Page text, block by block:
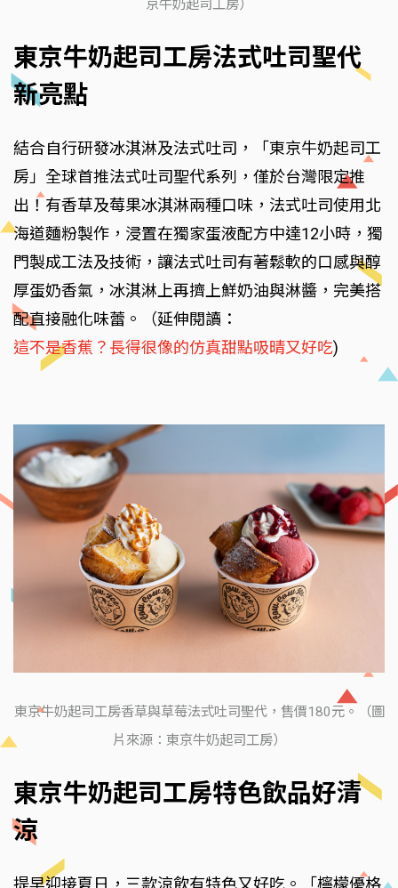
京牛奶起司工房）
東京牛奶起司工房法式吐司聖代
新亮點
結合自行研發冰淇淋及法式吐司，「東京牛奶起司工
房」全球首推法式吐司聖代系列，僅於台灣限定推
出！有香草及莓果冰淇淋兩種口味，法式吐司使用北
海道麵粉製作，浸置在獨家蛋液配方中達12小時，獨
門製成工法及技術，讓法式吐司有著鬆軟的口感與醇
厚蛋奶香氣，冰淇淋上再擠上鮮奶油與淋醬，完美搭
配直接融化味蕾。（延伸閱讀：
這不是香蕉？長得很像的仿真甜點吸晴又好吃)
東京牛奶起司工房香草與草莓法式吐司聖代，售價180元。（圖
片來源：東京牛奶起司工房）
東京牛奶起司工房特色飲品好清
涼
提早迎接夏日，三款涼飲有特色又好吃。「檸檬優格